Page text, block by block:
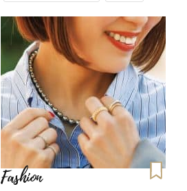
メガネコーデ 夏コーデ トレンド
読者スナップ
Fashion
し、心身不調に。鬱だと思ってい
たら…」原因がわかり自責を卒業
Lifestyle
まずはここだけ！「寝室の拭き掃
除」が【総合運】に効く理由は？
〈26年夏の開運アクション〉
Lifestyle
梅宮アンナさんご夫婦が語る 「53
歳と60歳、大人同士の電撃婚のリ
アル」周囲が驚くほど本音でぶつ
かることも